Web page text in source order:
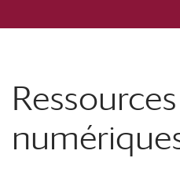
Ressources